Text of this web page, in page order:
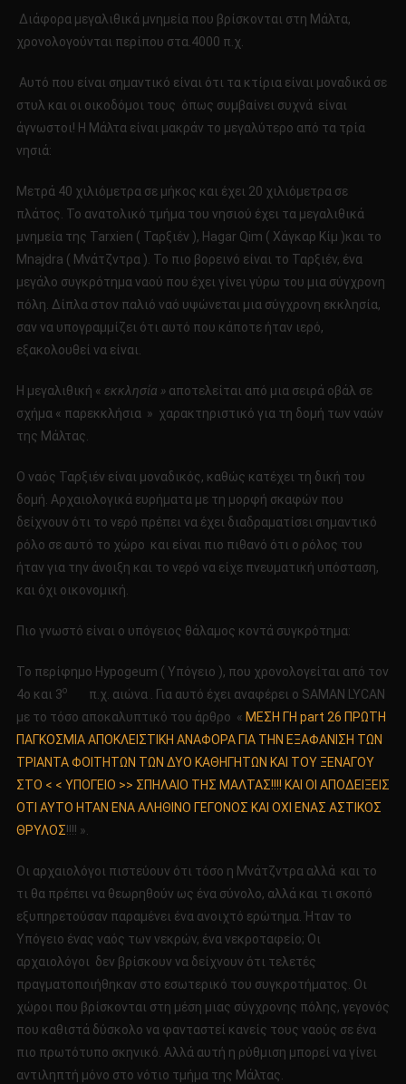
Διάφορα μεγαλιθικά μνημεία που βρίσκονται στη Μάλτα,
χρονολογούνται περίπου στα.4000 π.χ.
Αυτό που είναι σημαντικό είναι ότι τα κτίρια είναι μοναδικά σε
στυλ και οι οικοδόμοι τους όπως συμβαίνει συχνά είναι
άγνωστοι! Η Μάλτα είναι μακράν το μεγαλύτερο από τα τρία
νησιά:
Μετρά 40 χιλιόμετρα σε μήκος και έχει 20 χιλιόμετρα σε
πλάτος. Το ανατολικό τμήμα του νησιού έχει τα μεγαλιθικά
μνημεία της Tarxien ( Ταρξιέν ), Hagar Qim ( Χάγκαρ Κίμ )και το
Mnajdra ( Μνάτζντρα ). Το πιο βορεινό είναι το Ταρξιέν, ένα
μεγάλο συγκρότημα ναού που έχει γίνει γύρω του μια σύγχρονη
πόλη. Δίπλα στον παλιό ναό υψώνεται μια σύγχρονη εκκλησία,
σαν να υπογραμμίζει ότι αυτό που κάποτε ήταν ιερό,
εξακολουθεί να είναι.
Η μεγαλιθική « εκκλησία » αποτελείται από μια σειρά οβάλ σε
σχήμα « παρεκκλήσια » χαρακτηριστικό για τη δομή των ναών
της Μάλτας.
Ο ναός Ταρξιέν είναι μοναδικός, καθώς κατέχει τη δική του
δομή. Αρχαιολογικά ευρήματα με τη μορφή σκαφών που
δείχνουν ότι το νερό πρέπει να έχει διαδραματίσει σημαντικό
ρόλο σε αυτό το χώρο και είναι πιο πιθανό ότι ο ρόλος του
ήταν για την άνοιξη και το νερό να είχε πνευματική υπόσταση,
και όχι οικονομική.
Πιο γνωστό είναι ο υπόγειος θάλαμος κοντά συγκρότημα:
Το περίφημο Hypogeum ( Υπόγειο ), που χρονολογείται από τον
4ο και 3ο
π.χ. αιώνα . Για αυτό έχει αναφέρει ο SAMAN LYCAN
με το τόσο αποκαλυπτικό του άρθρο « ΜΕΣΗ ΓΗ part 26 ΠΡΩΤΗ
ΠΑΓΚΟΣΜΙΑ ΑΠΟΚΛΕΙΣΤΙΚΗ ΑΝΑΦΟΡΑ ΓΙΑ ΤΗΝ ΕΞΑΦΑΝΙΣΗ ΤΩΝ
ΤΡΙΑΝΤΑ ΦΟΙΤΗΤΩΝ ΤΩΝ ΔΥΟ ΚΑΘΗΓΗΤΩΝ ΚΑΙ ΤΟΥ ΞΕΝΑΓΟΥ
ΣΤΟ < < ΥΠΟΓΕΙΟ >> ΣΠΗΛΑΙΟ ΤΗΣ ΜΑΛΤΑΣ!!!! ΚΑΙ ΟΙ ΑΠΟΔΕΙΞΕΙΣ
ΟΤΙ ΑΥΤΟ ΗΤΑΝ ΕΝΑ ΑΛΗΘΙΝΟ ΓΕΓΟΝΟΣ ΚΑΙ ΟΧΙ ΕΝΑΣ ΑΣΤΙΚΟΣ
ΘΡΥΛΟΣ!!!! ».
Οι αρχαιολόγοι πιστεύουν ότι τόσο η Μνάτζντρα αλλά και το
τι θα πρέπει να θεωρηθούν ως ένα σύνολο, αλλά και τι σκοπό
εξυπηρετούσαν παραμένει ένα ανοιχτό ερώτημα. Ήταν το
Υπόγειο ένας ναός των νεκρών, ένα νεκροταφείο; Οι
αρχαιολόγοι δεν βρίσκουν να δείχνουν ότι τελετές
πραγματοποιήθηκαν στο εσωτερικό του συγκροτήματος. Οι
χώροι που βρίσκονται στη μέση μιας σύγχρονης πόλης, γεγονός
που καθιστά δύσκολο να φανταστεί κανείς τους ναούς σε ένα
πιο πρωτότυπο σκηνικό. Αλλά αυτή η ρύθμιση μπορεί να γίνει
αντιληπτή μόνο στο νότιο τμήμα της Μάλτας.